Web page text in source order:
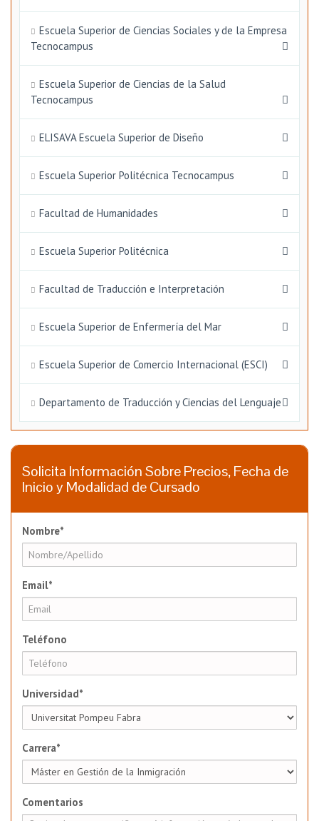
Escuela Superior de Ciencias Sociales y de la Empresa
Tecnocampus
Escuela Superior de Ciencias de la Salud
Tecnocampus
ELISAVA Escuela Superior de Diseño
Escuela Superior Politécnica Tecnocampus
Facultad de Humanidades
Escuela Superior Politécnica
Facultad de Traducción e Interpretación
Escuela Superior de Enfermería del Mar
Escuela Superior de Comercio Internacional (ESCI)
Departamento de Traducción y Ciencias del Lenguaje
Solicita Información Sobre Precios, Fecha de
Inicio y Modalidad de Cursado
Nombre*
Email*
Teléfono
Universidad*
Carrera*
Comentarios